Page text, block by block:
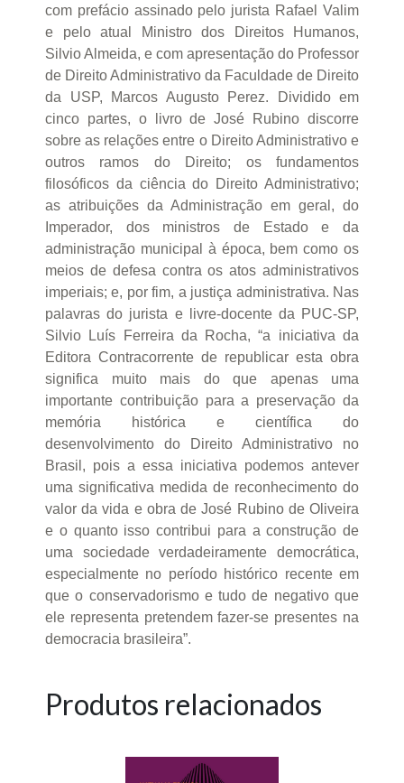
com prefácio assinado pelo jurista Rafael Valim
e pelo atual Ministro dos Direitos Humanos,
Silvio Almeida, e com apresentação do Professor
de Direito Administrativo da Faculdade de Direito
da USP, Marcos Augusto Perez. Dividido em
cinco partes, o livro de José Rubino discorre
sobre as relações entre o Direito Administrativo e
outros ramos do Direito; os fundamentos
filosóficos da ciência do Direito Administrativo;
as atribuições da Administração em geral, do
Imperador, dos ministros de Estado e da
administração municipal à época, bem como os
meios de defesa contra os atos administrativos
imperiais; e, por fim, a justiça administrativa. Nas
palavras do jurista e livre-docente da PUC-SP,
Silvio Luís Ferreira da Rocha, “a iniciativa da
Editora Contracorrente de republicar esta obra
significa muito mais do que apenas uma
importante contribuição para a preservação da
memória histórica e científica do
desenvolvimento do Direito Administrativo no
Brasil, pois a essa iniciativa podemos antever
uma significativa medida de reconhecimento do
valor da vida e obra de José Rubino de Oliveira
e o quanto isso contribui para a construção de
uma sociedade verdadeiramente democrática,
especialmente no período histórico recente em
que o conservadorismo e tudo de negativo que
ele representa pretendem fazer-se presentes na
democracia brasileira”.
Produtos relacionados